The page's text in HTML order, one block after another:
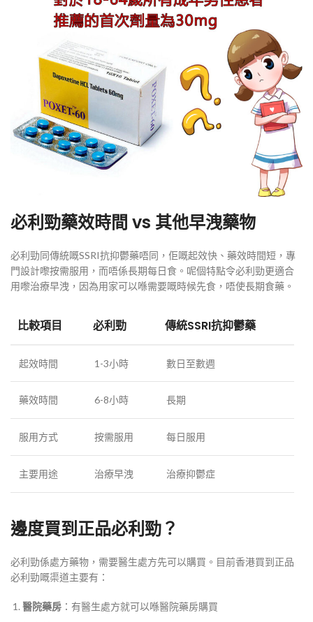
必利勁藥效時間 vs 其他早洩藥物
必利勁同傳統嘅SSRI抗抑鬱藥唔同，佢嘅起效快、藥效時間短，專
門設計嚟按需服用，而唔係長期每日食 。呢個特點令必利勁更適合
用嚟治療早洩，因為用家可以喺需要嘅時候先食，唔使長期食藥。
比較項目 必利勁 傳統SSRI抗抑鬱藥
起效時間 1-3小時 數日至數週
藥效時間 6-8小時 長期
服用方式 按需服用 每日服用
主要用途 治療早洩 治療抑鬱症
邊度買到正品必利勁？
必利勁係處方藥物，需要醫生處方先可以購買。目前香港買到正品
必利勁嘅渠道主要有：
醫院藥房 ：有醫生處方就可以喺醫院藥房購買